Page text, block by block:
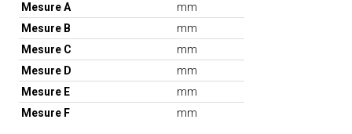
Mesure A
mm
Mesure B
mm
Mesure C
mm
Mesure D
mm
Mesure E
mm
Mesure F
mm